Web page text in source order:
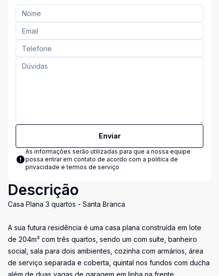
Enviar
As informações serão utilizadas para que a nossa equipe
possa entrar em contato de acordo com a política de
privacidade e termos de serviço
Descrição
Casa Plana 3 quartos - Santa Branca
A sua futura residência é uma casa plana construída em lote
de 204m² com três quartos, sendo um com suíte, banheiro
social, sala para dois ambientes, cozinha com armários, área
de serviço separada e coberta, quintal nos fundos com ducha
além de duas vagas de garagem em linha na frente.